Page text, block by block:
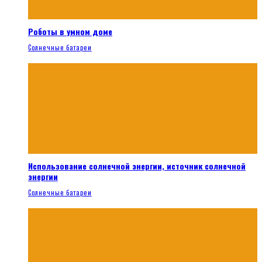
Роботы в умном доме
Солнечные батареи
Использование солнечной энергии, источник солнечной
энергии
Солнечные батареи